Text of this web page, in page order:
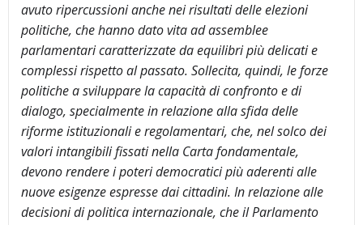
avuto ripercussioni anche nei risultati delle elezioni
politiche, che hanno dato vita ad assemblee
parlamentari caratterizzate da equilibri più delicati e
complessi rispetto al passato. Sollecita, quindi, le forze
politiche a sviluppare la capacità di confronto e di
dialogo, specialmente in relazione alla sfida delle
riforme istituzionali e regolamentari, che, nel solco dei
valori intangibili fissati nella Carta fondamentale,
devono rendere i poteri democratici più aderenti alle
nuove esigenze espresse dai cittadini. In relazione alle
decisioni di politica internazionale, che il Parlamento